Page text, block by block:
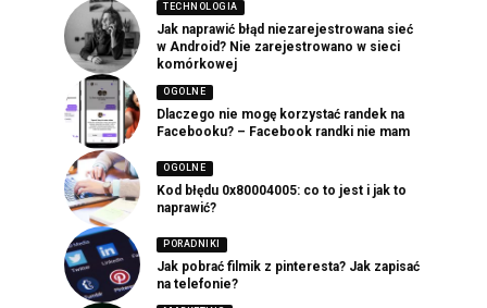
TECHNOLOGIA
Jak naprawić błąd niezarejestrowana sieć
w Android? Nie zarejestrowano w sieci
komórkowej
OGOLNE
Dlaczego nie mogę korzystać randek na
Facebooku? – Facebook randki nie mam
OGOLNE
Kod błędu 0x80004005: co to jest i jak to
naprawić?
PORADNIKI
Jak pobrać filmik z pinteresta? Jak zapisać
na telefonie?